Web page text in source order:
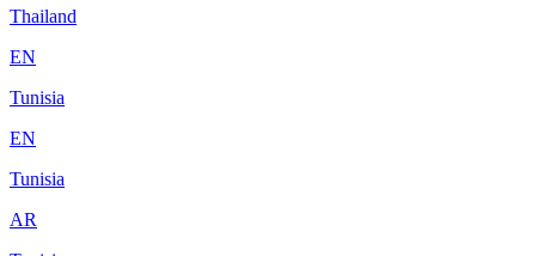
Thailand
EN
Tunisia
EN
Tunisia
AR